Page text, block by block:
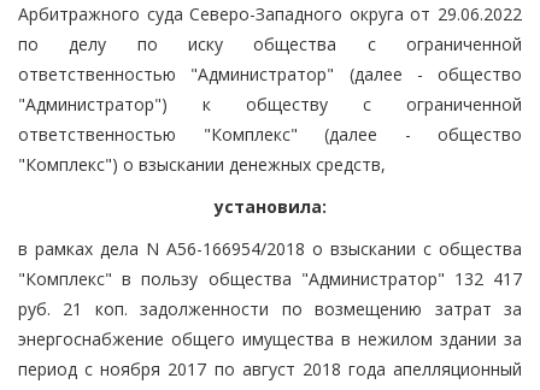
Арбитражного суда Северо-Западного округа от 29.06.2022
по делу по иску общества с ограниченной
ответственностью "Администратор" (далее - общество
"Администратор") к обществу с ограниченной
ответственностью "Комплекс" (далее - общество
"Комплекс") о взыскании денежных средств,
установила:
в рамках дела N А56-166954/2018 о взыскании с общества
"Комплекс" в пользу общества "Администратор" 132 417
руб. 21 коп. задолженности по возмещению затрат за
энергоснабжение общего имущества в нежилом здании за
период с ноября 2017 по август 2018 года апелляционный